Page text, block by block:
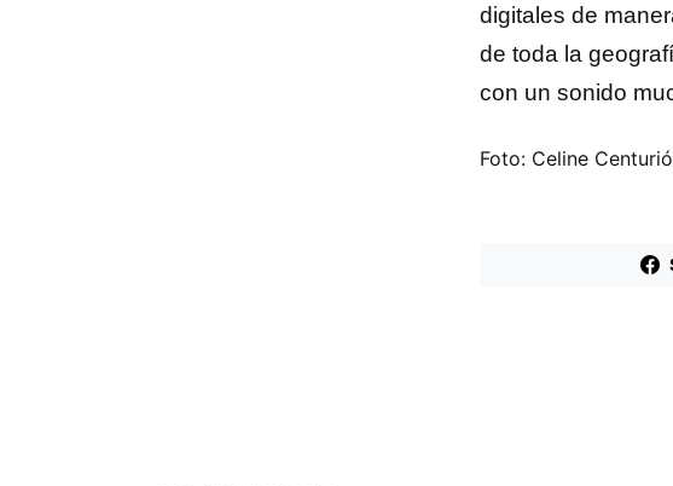
digitales de
de toda la
con un sonido
Foto: Celine